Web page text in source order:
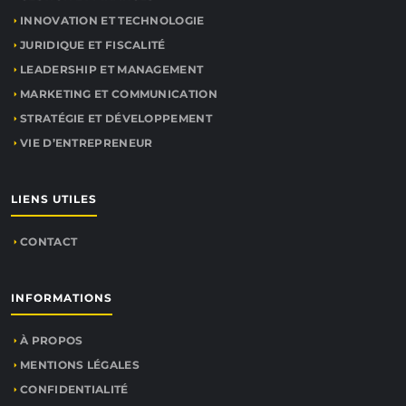
INNOVATION ET TECHNOLOGIE
JURIDIQUE ET FISCALITÉ
LEADERSHIP ET MANAGEMENT
MARKETING ET COMMUNICATION
STRATÉGIE ET DÉVELOPPEMENT
VIE D’ENTREPRENEUR
LIENS UTILES
CONTACT
INFORMATIONS
À PROPOS
MENTIONS LÉGALES
CONFIDENTIALITÉ